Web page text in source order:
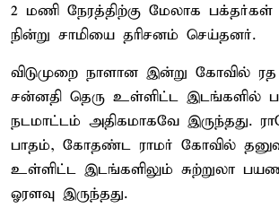
2 மணி நேரத்திற்கு மேலாக பக்தர்கள்
நின்று சாமியை தரிசனம் செய்தனர்.
விடுமுறை நாளான இன்று கோவில்
சன்னதி தெரு உள்ளிட்ட இடங்களில்
நடமாட்டம் அதிகமாகவே இருந்தது.
பாதம், கோதண்ட ராமர் கோவில்
உள்ளிட்ட இடங்களிலும் சுற்றுலா
ஓரளவு இருந்தது.